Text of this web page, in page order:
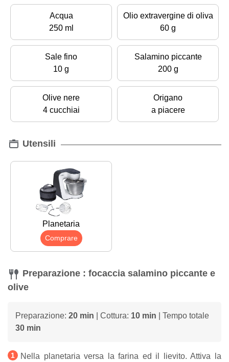
Acqua
250 ml
Olio extravergine di oliva
60 g
Sale fino
10 g
Salamino piccante
200 g
Olive nere
4 cucchiai
Origano
a piacere
Utensili
Planetaria
Comprare
Preparazione : focaccia salamino piccante e
olive
Preparazione: 20 min | Cottura: 10 min | Tempo totale
30 min
Nella planetaria versa la farina ed il lievito. Attiva la